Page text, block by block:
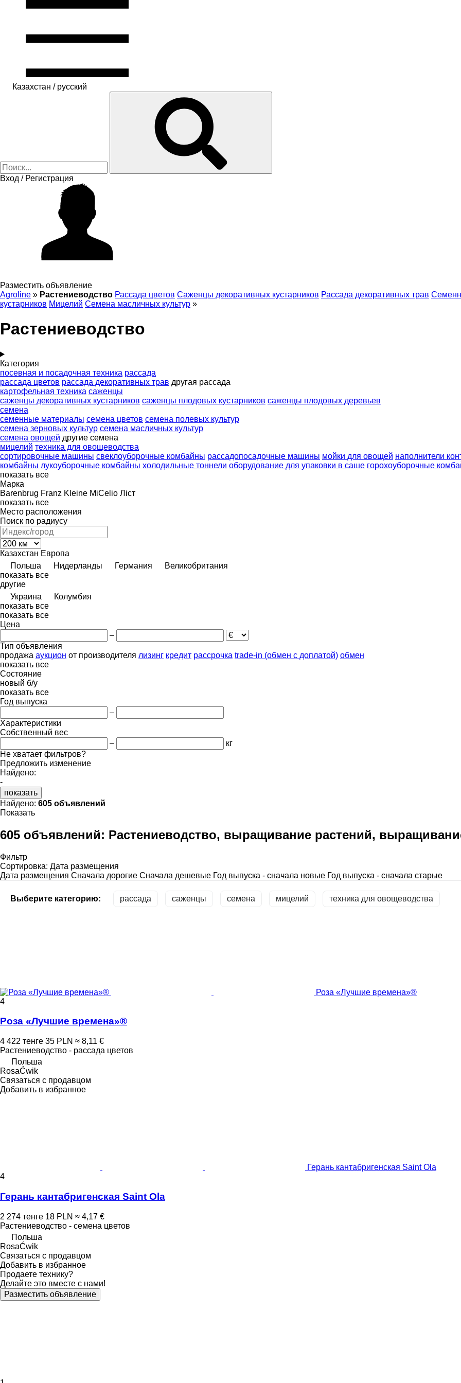
Казахстан / русский
Вход / Регистрация
Разместить объявление
Agroline » Растениеводство Рассада цветов Саженцы декоративных кустарников Рассада декоративных трав
кустарников Мицелий Семена масличных культур »
Растениеводство
Категория
посевная и посадочная техника рассада
рассада цветов рассада декоративных трав другая рассада
картофельная техника саженцы
саженцы декоративных кустарников саженцы плодовых кустарников саженцы плодовых деревьев
семена
семенные материалы семена цветов семена полевых культур
семена зерновых культур семена масличных культур
семена овощей другие семена
мицелий техника для овощеводства
сортировочные машины свеклоуборочные комбайны рассадопосадочные машины мойки для овощей наполнители
комбайны лукоуборочные комбайны холодильные тоннели оборудование для упаковки в саше горохоуборочные
показать все
Марка
Barenbrug Franz Kleine MiCelio Ліст
показать все
Место расположения
Поиск по радиусу
Казахстан Европа
Польша
Нидерланды Германия
Великобритания
показать все
другие
Украина
Колумбия
показать все
показать все
Цена
–
Тип объявления
продажа аукцион от производителя лизинг кредит рассрочка trade-in (обмен с доплатой) обмен
показать все
Состояние
новый б/у
показать все
Год выпуска
–
Характеристики
Собственный вес
–
кг
Не хватает фильтров?
Предложить изменение
Найдено:
-
показать
Найдено: 605 объявлений
Показать
605 объявлений: Растениеводство, выращивание растений,
Фильтр
Сортировка: Дата размещения
Дата размещения Сначала дорогие Сначала дешевые Год выпуска - сначала новые Год выпуска - сначала старые
Выберите категорию: рассада саженцы семена мицелий техника для овощеводства
Роза «Лучшие времена»®
4
Роза «Лучшие времена»®
4 422 тенге 35 PLN ≈ 8,11 €
Растениеводство - рассада цветов
Польша
RosaĆwik
Связаться с продавцом
Добавить в избранное
Герань кантабригенская Saint Ola
4
Герань кантабригенская Saint Ola
2 274 тенге 18 PLN ≈ 4,17 €
Растениеводство - семена цветов
Польша
RosaĆwik
Связаться с продавцом
Добавить в избранное
Продаете технику?
Делайте это вместе с нами!
Разместить объявление